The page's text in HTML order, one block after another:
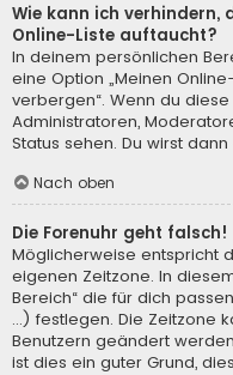
Wie kann ich verhindern,
Online-Liste auftaucht?
In deinem persönlichen
eine Option „Meinen
verbergen“. Wenn du
Administratoren,
Status sehen. Du wirst
Nach oben
Die Forenuhr geht falsch!
Möglicherweise entspricht
eigenen Zeitzone. In
Bereich“ die für dich
...) festlegen. Die Zeitzone
Benutzern geändert
ist dies ein guter Grund,